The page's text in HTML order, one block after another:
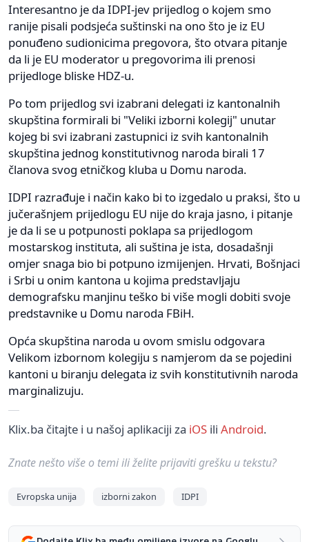
Interesantno je da IDPI-jev prijedlog o kojem smo
ranije pisali podsjeća suštinski na ono što je iz EU
ponuđeno sudionicima pregovora, što otvara pitanje
da li je EU moderator u pregovorima ili prenosi
prijedloge bliske HDZ-u.
Po tom prijedlog svi izabrani delegati iz kantonalnih
skupština formirali bi "Veliki izborni kolegij" unutar
kojeg bi svi izabrani zastupnici iz svih kantonalnih
skupština jednog konstitutivnog naroda birali 17
članova svog etničkog kluba u Domu naroda.
IDPI razrađuje i način kako bi to izgedalo u praksi, što u
jučerašnjem prijedlogu EU nije do kraja jasno, i pitanje
je da li se u potpunosti poklapa sa prijedlogom
mostarskog instituta, ali suština je ista, dosadašnji
omjer snaga bio bi potpuno izmijenjen. Hrvati, Bošnjaci
i Srbi u onim kantona u kojima predstavljaju
demografsku manjinu teško bi više mogli dobiti svoje
predstavnike u Domu naroda FBiH.
Opća skupština naroda u ovom smislu odgovara
Velikom izbornom kolegiju s namjerom da se pojedini
kantoni u biranju delegata iz svih konstitutivnih naroda
marginalizuju.
Klix.ba čitajte i u našoj aplikaciji za iOS ili Android.
Znate nešto više o temi ili želite prijaviti grešku u tekstu?
Evropska unija izborni zakon IDPI